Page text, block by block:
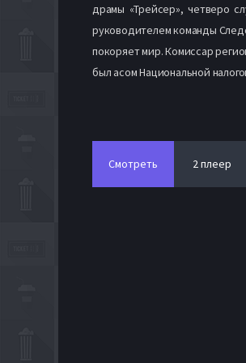
драмы «Трейсер», четверо
руководителем команды
покоряет мир. Комиссар
был асом Национальной
Смотреть 2 плеер